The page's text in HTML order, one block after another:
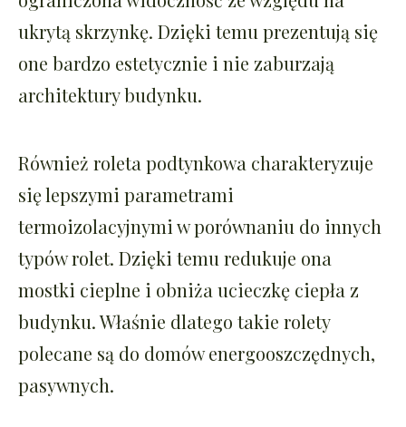
ukrytą skrzynkę. Dzięki temu prezentują się
one bardzo estetycznie i nie zaburzają
architektury budynku.
Również roleta podtynkowa charakteryzuje
się lepszymi parametrami
termoizolacyjnymi w porównaniu do innych
typów rolet. Dzięki temu redukuje ona
mostki cieplne i obniża ucieczkę ciepła z
budynku. Właśnie dlatego takie rolety
polecane są do domów energooszczędnych,
pasywnych.